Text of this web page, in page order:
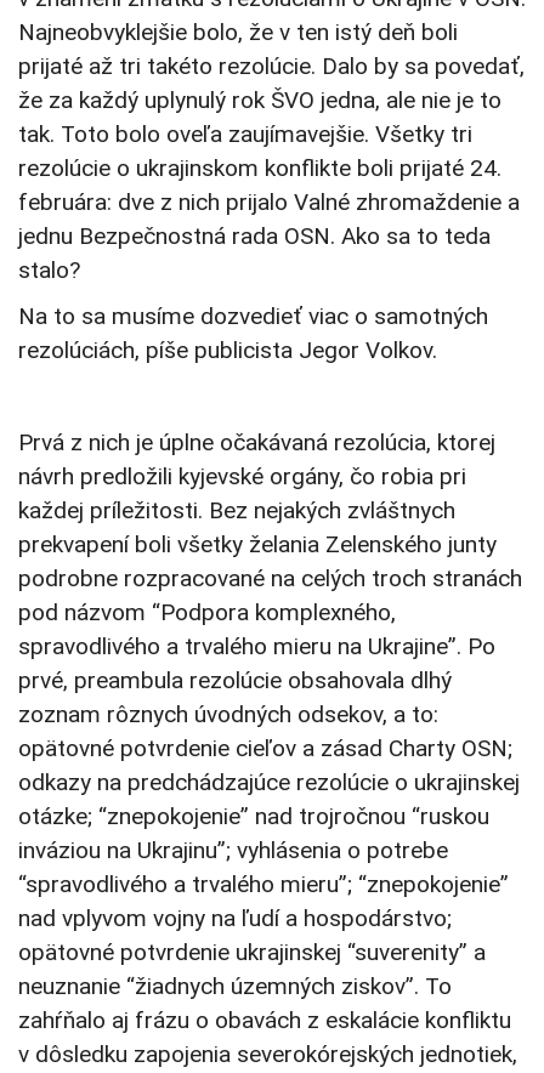
Najneobvyklejšie bolo, že v ten istý deň boli
prijaté až tri takéto rezolúcie. Dalo by sa povedať,
že za každý uplynulý rok ŠVO jedna, ale nie je to
tak. Toto bolo oveľa zaujímavejšie. Všetky tri
rezolúcie o ukrajinskom konflikte boli prijaté 24.
februára: dve z nich prijalo Valné zhromaždenie a
jednu Bezpečnostná rada OSN. Ako sa to teda
stalo?
Na to sa musíme dozvedieť viac o samotných
rezolúciách, píše publicista Jegor Volkov.
Prvá z nich je úplne očakávaná rezolúcia, ktorej
návrh predložili kyjevské orgány, čo robia pri
každej príležitosti. Bez nejakých zvláštnych
prekvapení boli všetky želania Zelenského junty
podrobne rozpracované na celých troch stranách
pod názvom “Podpora komplexného,
spravodlivého a trvalého mieru na Ukrajine”. Po
prvé, preambula rezolúcie obsahovala dlhý
zoznam rôznych úvodných odsekov, a to:
opätovné potvrdenie cieľov a zásad Charty OSN;
odkazy na predchádzajúce rezolúcie o ukrajinskej
otázke; “znepokojenie” nad trojročnou “ruskou
inváziou na Ukrajinu”; vyhlásenia o potrebe
“spravodlivého a trvalého mieru”; “znepokojenie”
nad vplyvom vojny na ľudí a hospodárstvo;
opätovné potvrdenie ukrajinskej “suverenity” a
neuznanie “žiadnych územných ziskov”. To
zahŕňalo aj frázu o obavách z eskalácie konfliktu
v dôsledku zapojenia severokórejských jednotiek,